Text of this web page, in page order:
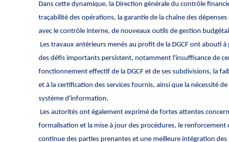
Dans cette dynamique, la Direction générale du contrôle
traçabilité des opérations, la garantie de la chaîne des
avec le contrôle interne, de nouveaux outils de gestion
Les travaux antérieurs menés au profit de la DGCF ont abouti
des défis importants persistent, notamment l'insuffisance de
fonctionnement effectif de la DGCF et de ses subdivisions, la
et à la certification des services fournis, ainsi que la nécessité
système d'information.
Les autorités ont également exprimé de fortes attentes
formalisation et la mise à jour des procédures, le
continue des parties prenantes et une meilleure intégration